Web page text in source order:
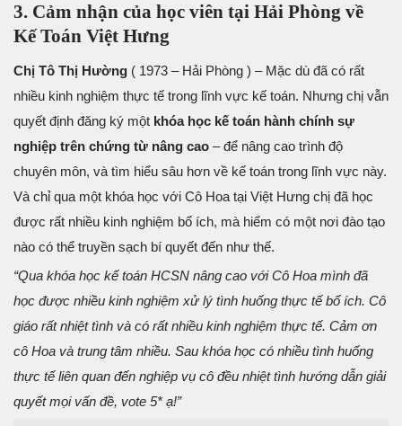
3. Cảm nhận của học viên tại Hải Phòng về
Kế Toán Việt Hưng
Chị Tô Thị Hường ( 1973 – Hải Phòng ) – Mặc dù đã có rất
nhiều kinh nghiệm thực tế trong lĩnh vực kế toán. Nhưng chị vẫn
quyết định đăng ký một khóa học kế toán hành chính sự
nghiệp trên chứng từ nâng cao – để nâng cao trình độ
chuyên môn, và tìm hiểu sâu hơn về kế toán trong lĩnh vực này.
Và chỉ qua một khóa học với Cô Hoa tại Việt Hưng chị đã học
được rất nhiều kinh nghiệm bổ ích, mà hiếm có một nơi đào tạo
nào có thể truyền sạch bí quyết đến như thế.
“Qua khóa học kế toán HCSN nâng cao với Cô Hoa mình đã
học được nhiều kinh nghiệm xử lý tình huống thực tế bổ ích. Cô
giáo rất nhiệt tình và có rất nhiều kinh nghiệm thực tế. Cảm ơn
cô Hoa và trung tâm nhiều. Sau khóa học có nhiều tình huống
thực tế liên quan đến nghiệp vụ cô đều nhiệt tình hướng dẫn giải
quyết mọi vấn đề, vote 5* ạ!”